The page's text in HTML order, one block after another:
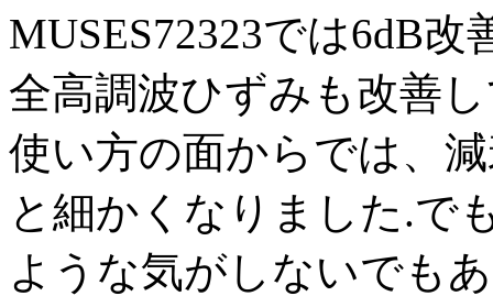
MUSES72323では6dB
全高調波ひずみも改善
使い方の面からでは、
と細かくなりました.で
ような気がしないでも